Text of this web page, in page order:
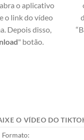
o aplicativo
o link do vídeo
Depois disso,
" botão.
O VÍDEO DO
Formato: